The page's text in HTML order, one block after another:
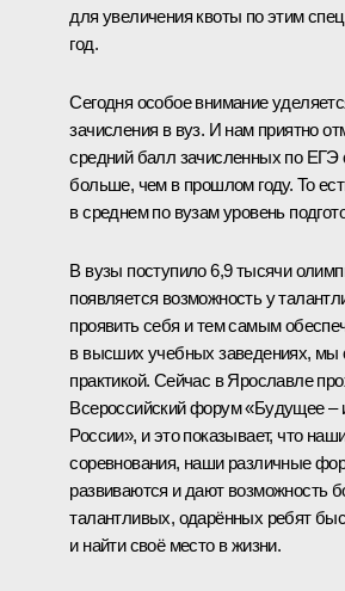
для увеличения квоты по этим
год.
Сегодня особое внимание
зачисления в вуз. И нам приятно
средний балл зачисленных по ЕГЭ
больше, чем в прошлом году. То
в среднем по вузам уровень
В вузы поступило 6,9 тысячи
появляется возможность у
проявить себя и тем самым
в высших учебных заведениях, мы
практикой. Сейчас в Ярославле
Всероссийский форум «Будущее –
России», и это показывает, что
соревнования, наши различные
развиваются и дают возможность
талантливых, одарённых ребят
и найти своё место в жизни.